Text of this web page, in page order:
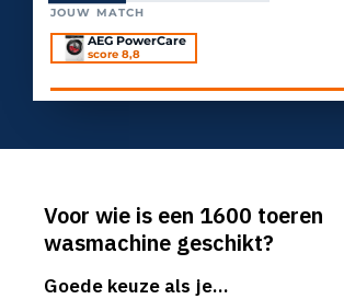
JOUW MATCH
AEG PowerCare
score 8,8
Voor wie is een 1600 toeren
wasmachine geschikt?
Goede keuze als je…